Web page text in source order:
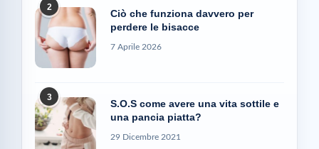
2
Ciò che funziona davvero per
perdere le bisacce
7 Aprile 2026
3
S.O.S come avere una vita sottile e
una pancia piatta?
29 Dicembre 2021